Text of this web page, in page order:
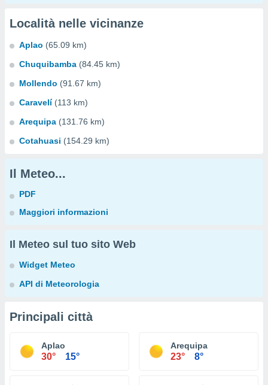
Località nelle vicinanze
Aplao (65.09 km)
Chuquibamba (84.45 km)
Mollendo (91.67 km)
Caravelí (113 km)
Arequipa (131.76 km)
Cotahuasi (154.29 km)
Il Meteo...
PDF
Maggiori informazioni
Il Meteo sul tuo sito Web
Widget Meteo
API di Meteorologia
Principali città
Aplao
30° 15°
Arequipa
23° 8°